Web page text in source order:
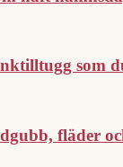
som
fläder